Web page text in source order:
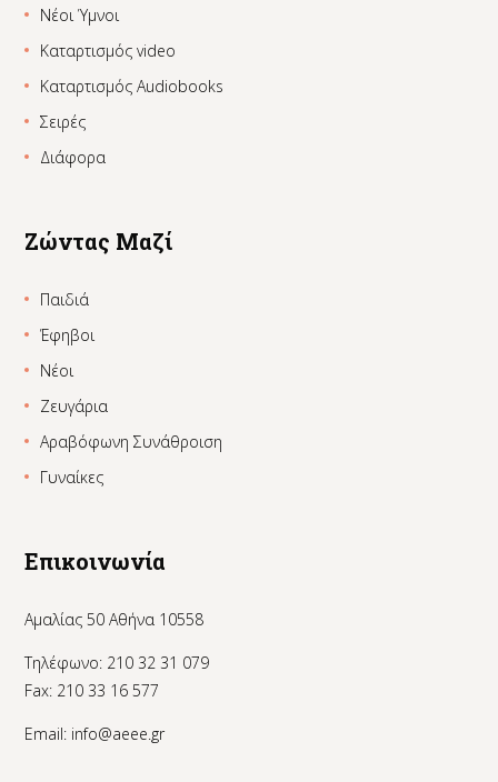
Νέοι Ύμνοι
Καταρτισμός video
Καταρτισμός Audiobooks
Σειρές
Διάφορα
Ζώντας Μαζί
Παιδιά
Έφηβοι
Νέοι
Ζευγάρια
Αραβόφωνη Συνάθροιση
Γυναίκες
Επικοινωνία
Αμαλίας 50 Αθήνα 10558
Τηλέφωνο: 210 32 31 079
Fax: 210 33 16 577
Email: info@aeee.gr